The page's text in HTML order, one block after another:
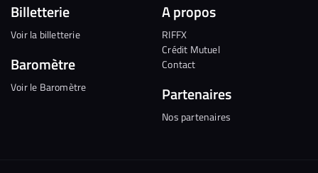
Billetterie
Voir la billetterie
Baromètre
Voir le Baromètre
A propos
RIFFX
Crédit Mutuel
Contact
Partenaires
Nos partenaires